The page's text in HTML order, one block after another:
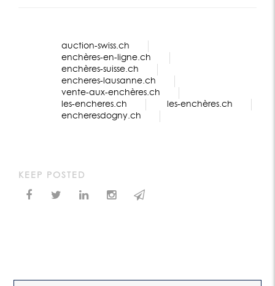
auction-swiss.ch
enchères-en-ligne.ch
enchères-suisse.ch
encheres-lausanne.ch
vente-aux-enchères.ch
les-encheres.ch
les-enchères.ch
encheresdogny.ch
KEEP POSTED